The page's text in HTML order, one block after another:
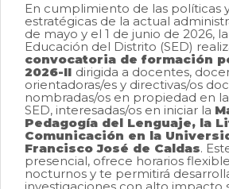
registros
Anterior
Siguiente
En cumplimiento de las políticas
estratégicas de la actual
de mayo y el 1 de junio de 2026,
Educación del Distrito (SED)
convocatoria de formación
2026-II dirigida a docentes,
orientadoras/es y directivas/os
nombradas/os en propiedad en
SED, interesadas/os en iniciar la
Pedagogía del Lenguaje, la
Comunicación en la
Francisco José de Caldas.
presencial, ofrece horarios
nocturnos y te permitirá